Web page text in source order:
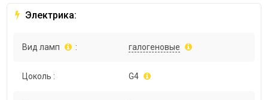
Электрика:
Вид ламп : галогеновые
Цоколь : G4